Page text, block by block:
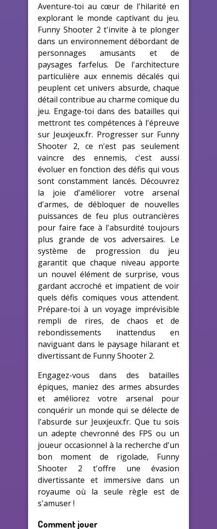
Aventure-toi au cœur de l'hilarité en
explorant le monde captivant du jeu.
Funny Shooter 2 t'invite à te plonger
dans un environnement débordant de
personnages amusants et de
paysages farfelus. De l'architecture
particulière aux ennemis décalés qui
peuplent cet univers absurde, chaque
détail contribue au charme comique du
jeu. Engage-toi dans des batailles qui
mettront tes compétences à l'épreuve
sur Jeuxjeux.fr. Progresser sur Funny
Shooter 2, ce n'est pas seulement
vaincre des ennemis, c'est aussi
évoluer en fonction des défis qui vous
sont constamment lancés. Découvrez
la joie d'améliorer votre arsenal
d'armes, de débloquer de nouvelles
puissances de feu plus outrancières
pour faire face à l'absurdité toujours
plus grande de vos adversaires. Le
système de progression du jeu
garantit que chaque niveau apporte
un nouvel élément de surprise, vous
gardant accroché et impatient de voir
quels défis comiques vous attendent.
Prépare-toi à un voyage imprévisible
rempli de rires, de chaos et de
rebondissements inattendus en
naviguant dans le paysage hilarant et
divertissant de Funny Shooter 2.
Engagez-vous dans des batailles
épiques, maniez des armes absurdes
et améliorez votre arsenal pour
conquérir un monde qui se délecte de
l'absurde sur Jeuxjeux.fr. Que tu sois
un adepte chevronné des FPS ou un
joueur occasionnel à la recherche d'un
bon moment de rigolade, Funny
Shooter 2 t'offre une évasion
divertissante et immersive dans un
royaume où la seule règle est de
s'amuser !
Comment jouer